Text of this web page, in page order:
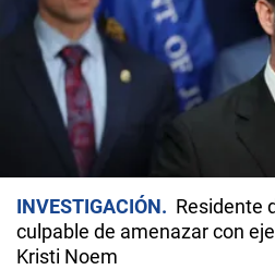
INVESTIGACIÓN
Residente
culpable de amenazar con
Kristi Noem